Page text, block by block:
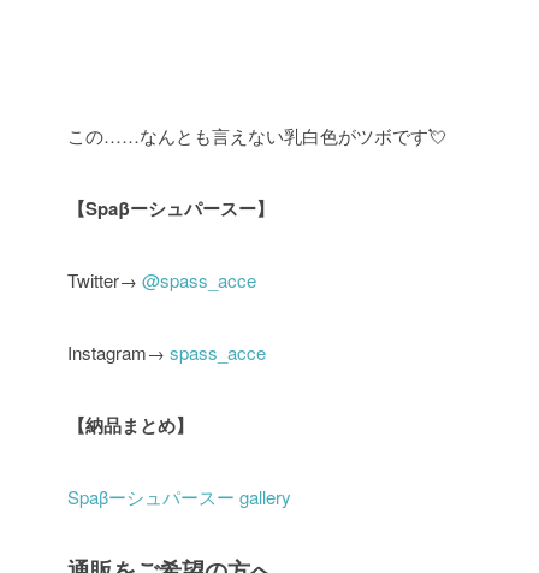
この……なんとも言えない乳白色がツボです💘
【Spaβーシュパースー】
Twitter→ @spass_acce
Instagram→ spass_acce
【納品まとめ】
Spaβーシュパースー gallery